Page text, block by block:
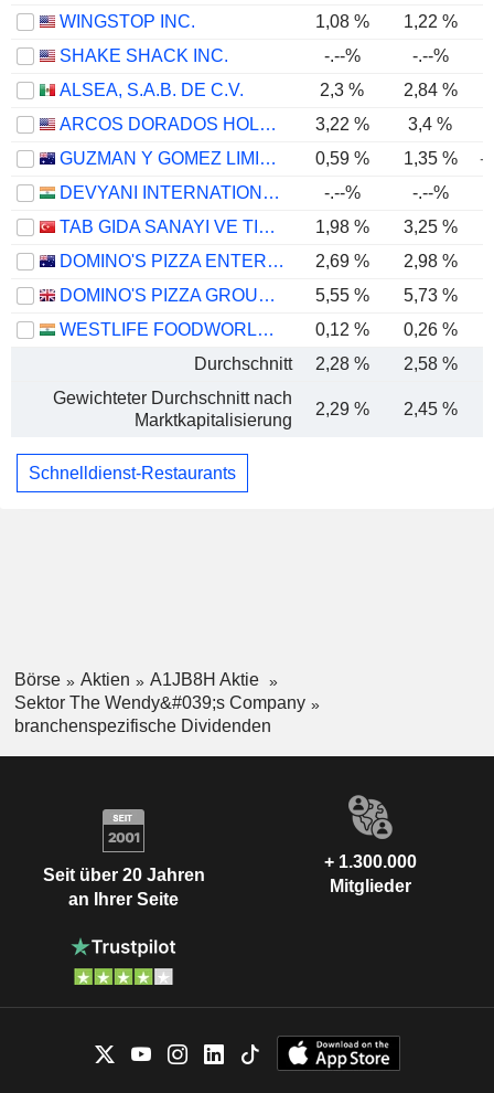
WINGSTOP INC.
1,08 % 1,22 %
SHAKE SHACK INC.
-.--% -.--%
ALSEA, S.A.B. DE C.V.
2,3 % 2,84 %
ARCOS DORADOS HOLDINGS INC.
3,22 % 3,4 %
GUZMAN Y GOMEZ LIMITED
0,59 % 1,35 %
-
DEVYANI INTERNATIONAL LIMITED
-.--% -.--%
TAB GIDA SANAYI VE TICARET
1,98 % 3,25 %
DOMINO'S PIZZA ENTERPRISES LIMITED
2,69 % 2,98 %
DOMINO'S PIZZA GROUP PLC
5,55 % 5,73 %
WESTLIFE FOODWORLD LIMITED
0,12 % 0,26 %
Durchschnitt
2,28 % 2,58 %
Gewichteter Durchschnitt nach
Marktkapitalisierung
2,29 % 2,45 %
Schnelldienst-Restaurants
Börse Aktien
A1JB8H Aktie
Sektor The Wendy&#039;s Company
branchenspezifische Dividenden
Seit über 20 Jahren
an Ihrer Seite
+ 1.300.000
Mitglieder